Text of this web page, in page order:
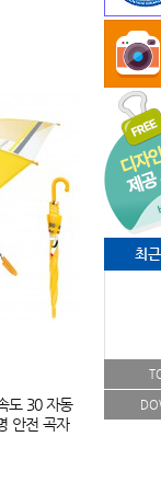
최
도 30 자동
안전 곡자